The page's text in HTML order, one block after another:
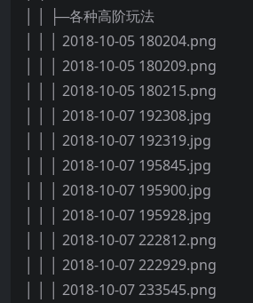
│ │ ├─各种高阶玩法
│ │ │ 2018-10-05 180204.png
│ │ │ 2018-10-05 180209.png
│ │ │ 2018-10-05 180215.png
│ │ │ 2018-10-07 192308.jpg
│ │ │ 2018-10-07 192319.jpg
│ │ │ 2018-10-07 195845.jpg
│ │ │ 2018-10-07 195900.jpg
│ │ │ 2018-10-07 195928.jpg
│ │ │ 2018-10-07 222812.png
│ │ │ 2018-10-07 222929.png
│ │ │ 2018-10-07 233545.png